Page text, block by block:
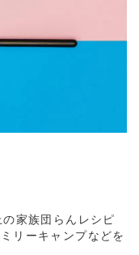
家族団らんレシピ
リーキャンプなどを